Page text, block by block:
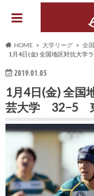
HOME 大学リーグ
全
1月4日(金) 全国地区対抗大
2019.01.05
1月4日(金) 全国
芸大学 32−5